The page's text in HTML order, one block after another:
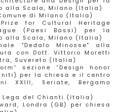
alla Scala, Milano (Italia)
Comune di Milano (Italia)
Prize for Cultural Heritage
(Paesi Bassi) per la
alla Scala, Milano (Italia)
"Dedalo Minosse" alla
con Dott. Vittorio Moretti
Suvereto (Italia)
sezione “Design honor
per la chiesa e il centro
XXIII, Seriate, Bergamo
Lega del Chianti (Italia)
Londra (GB) per chiesa